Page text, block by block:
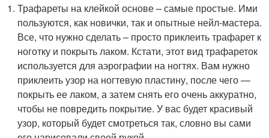
Трафареты на клейкой основе – самые простые. Ими
пользуются, как новички, так и опытные нейл-мастера.
Все, что нужно сделать – просто приклеить трафарет к
ноготку и покрыть лаком. Кстати, этот вид трафареток
используется для аэрографии на ногтях. Вам нужно
приклеить узор на ногтевую пластину, после чего —
покрыть ее лаком, а затем снять его очень аккуратно,
чтобы не повредить покрытие. У вас будет красивый
узор, который будет смотреться так, словно вы сами